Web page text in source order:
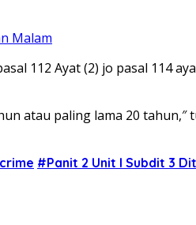
Malam
112 Ayat (2) jo pasal 114
atau paling lama 20
#Panit 2 Unit I Subdit 3